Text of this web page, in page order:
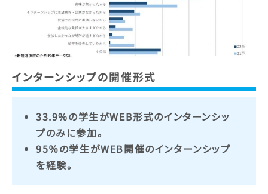
インターンシップの開催形式
33.9%の学生がWEB形式のインターンシッ
プのみに参加。
95％の学生がWEB開催のインターンシップ
を経験。